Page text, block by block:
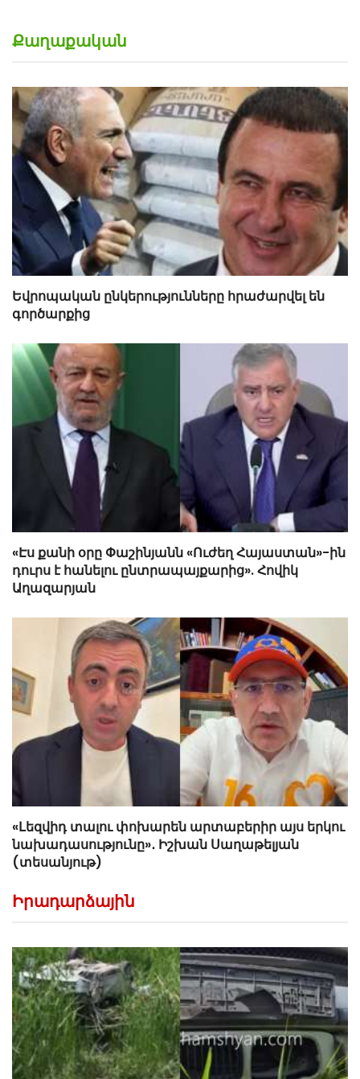
Քաղաքական
Եվրոպական ընկերությունները հրաժարվել են
գործարքից
«Էս քանի օրը Փաշինյանն «Ուժեղ Հայաստան»-ին
դուրս է հանելու ընտրապայքարից». Հովիկ
Աղազարյան
«Լեզվիդ տալու փոխարեն արտաբերիր այս երկու
նախադասությունը»․ Իշխան Սաղաթելյան
(տեսանյութ)
Իրադարձային